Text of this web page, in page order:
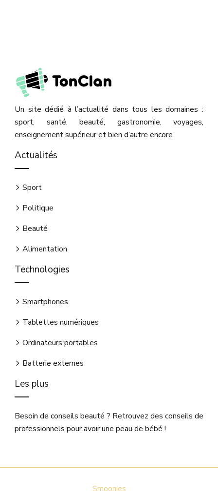
Un site dédié à l’actualité dans tous les domaines :
sport, santé, beauté, gastronomie, voyages,
enseignement supérieur et bien d’autre encore.
Actualités
Sport
Politique
Beauté
Alimentation
Technologies
Smartphones
Tablettes numériques
Ordinateurs portables
Batterie externes
Les plus
Besoin de conseils beauté ? Retrouvez des conseils de
professionnels pour avoir une peau de bébé !
Smoonies